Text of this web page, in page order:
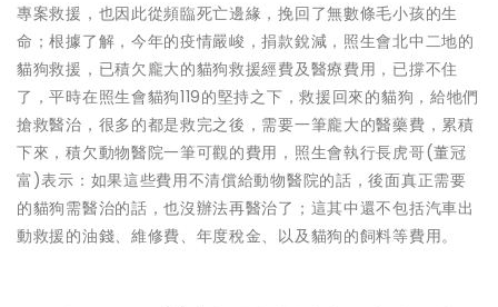
專案救援，也因此從頻臨死亡邊緣，挽回了無數條毛小孩的生
命；根據了解，今年的疫情嚴峻，捐款銳減，照生會北中二地的
貓狗救援，已積欠龐大的貓狗救援經費及醫療費用，已撐不住
了，平時在照生會貓狗119的堅持之下，救援回來的貓狗，給牠們
搶救醫治，很多的都是救完之後，需要一筆龐大的醫藥費，累積
下來，積欠動物醫院一筆可觀的費用，照生會執行長虎哥(董冠
富)表示：如果這些費用不清償給動物醫院的話，後面真正需要
的貓狗需醫治的話，也沒辦法再醫治了；這其中還不包括汽車出
動救援的油錢、維修費、年度稅金、以及貓狗的飼料等費用。